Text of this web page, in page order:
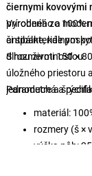
čiernymi kovovými
prírodného a
či spálne, kde
Vyrobená zo 100%
antibakteriálnym
dlhou životnosťou.
S rozmermi 150 ×
úložného priestoru
jednoduchá a
Parametre a
materiál:
rozmery (š ×
výška nôh: